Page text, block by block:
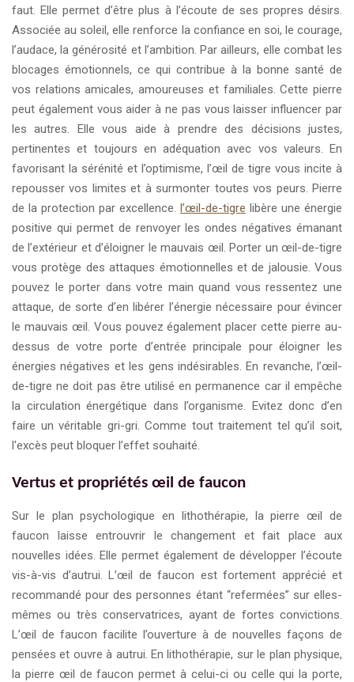
faut. Elle permet d’être plus à l’écoute de ses propres désirs.
Associée au soleil, elle renforce la confiance en soi, le courage,
l’audace, la générosité et l’ambition. Par ailleurs, elle combat les
blocages émotionnels, ce qui contribue à la bonne santé de
vos relations amicales, amoureuses et familiales. Cette pierre
peut également vous aider à ne pas vous laisser influencer par
les autres. Elle vous aide à prendre des décisions justes,
pertinentes et toujours en adéquation avec vos valeurs. En
favorisant la sérénité et l’optimisme, l’œil de tigre vous incite à
repousser vos limites et à surmonter toutes vos peurs. Pierre
de la protection par excellence. l’œil-de-tigre libère une énergie
positive qui permet de renvoyer les ondes négatives émanant
de l’extérieur et d’éloigner le mauvais œil. Porter un œil-de-tigre
vous protège des attaques émotionnelles et de jalousie. Vous
pouvez le porter dans votre main quand vous ressentez une
attaque, de sorte d’en libérer l’énergie nécessaire pour évincer
le mauvais œil. Vous pouvez également placer cette pierre au-
dessus de votre porte d’entrée principale pour éloigner les
énergies négatives et les gens indésirables. En revanche, l’œil-
de-tigre ne doit pas être utilisé en permanence car il empêche
la circulation énergétique dans l’organisme. Evitez donc d’en
faire un véritable gri-gri. Comme tout traitement tel qu’il soit,
l'excès peut bloquer l’effet souhaité.
Vertus et propriétés œil de faucon
Sur le plan psychologique en lithothérapie, la pierre œil de
faucon laisse entrouvrir le changement et fait place aux
nouvelles idées. Elle permet également de développer l’écoute
vis-à-vis d’autrui. L’œil de faucon est fortement apprécié et
recommandé pour des personnes étant “refermées” sur elles-
mêmes ou très conservatrices, ayant de fortes convictions.
L’œil de faucon facilite l’ouverture à de nouvelles façons de
pensées et ouvre à autrui. En lithothérapie, sur le plan physique,
la pierre œil de faucon permet à celui-ci ou celle qui la porte,